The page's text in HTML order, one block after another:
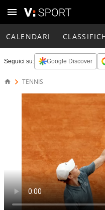
CALENDARI
Seguici su: Google Discover
TENNIS